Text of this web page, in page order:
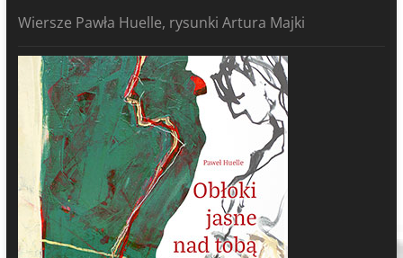
Wiersze Pawła Huelle, rysunki Artura Majki